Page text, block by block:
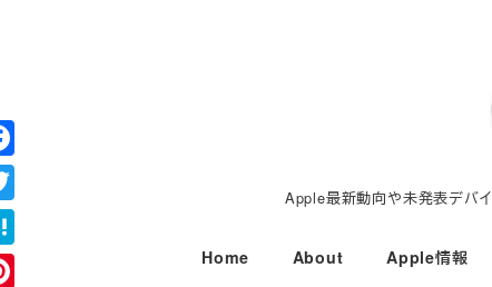
コ
ン
テ
ン
ツ
へ
Apple最新動向や未発表デバイ
Home About Apple情報